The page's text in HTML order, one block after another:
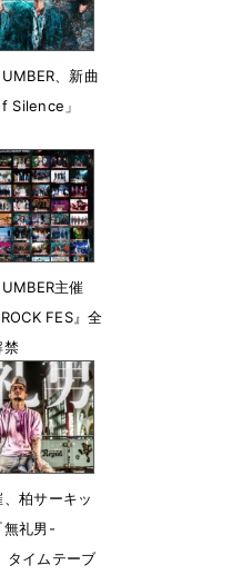
、新曲
Silence」
23時15分
主催
FES』全
禁
18時00分
柏サーキッ
無礼男-
タイムテーブ